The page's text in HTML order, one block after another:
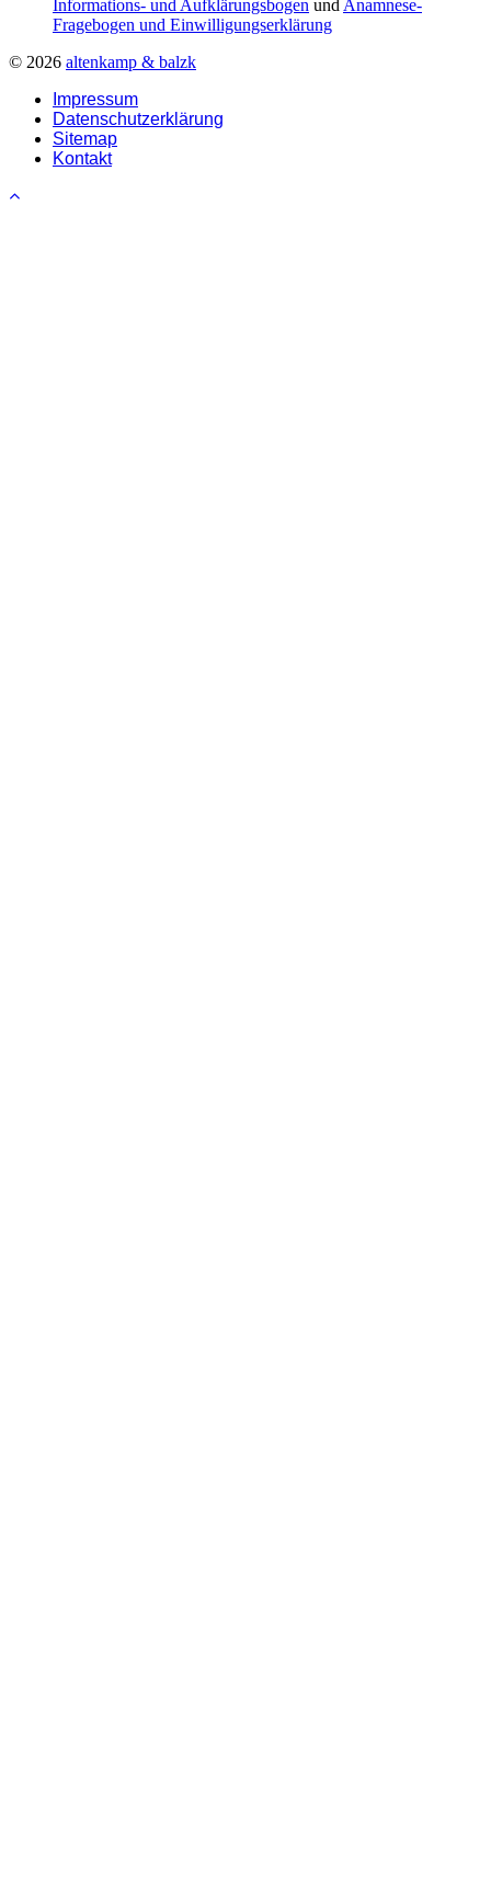
Informations- und Aufklärungsbogen und Anamnese-
Fragebogen und Einwilligungserklärung
© 2026 altenkamp & balzk
Impressum
Datenschutzerklärung
Sitemap
Kontakt